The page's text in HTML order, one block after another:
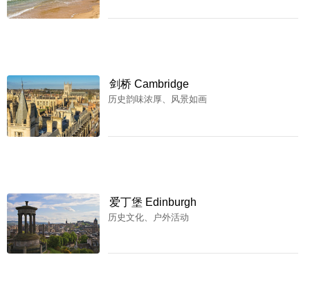
剑桥 Cambridge
历史韵味浓厚、风景如画
爱丁堡 Edinburgh
历史文化、户外活动